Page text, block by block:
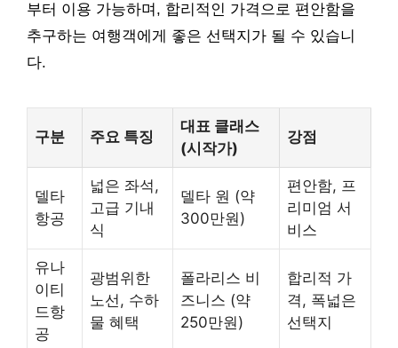
부터 이용 가능하며, 합리적인 가격으로 편안함을
추구하는 여행객에게 좋은 선택지가 될 수 있습니
다.
구분 주요 특징
대표 클래스
(시작가)
강점
델타
항공
넓은 좌석,
고급 기내
식
델타 원 (약
300만원)
편안함, 프
리미엄 서
비스
유나
이티
드항
공
광범위한
노선, 수하
물 혜택
폴라리스 비
즈니스 (약
250만원)
합리적 가
격, 폭넓은
선택지